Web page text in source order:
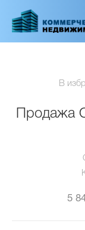
основному
В
Продажа
5